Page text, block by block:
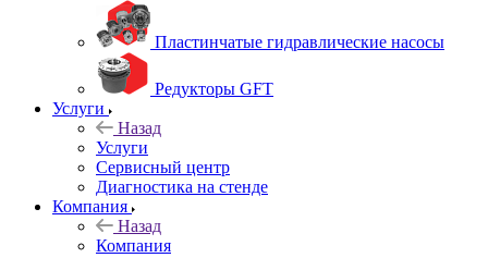
Пластинчатые гидравлические насосы
Редукторы GFT
Услуги
Назад
Услуги
Сервисный центр
Диагностика на стенде
Компания
Назад
Компания